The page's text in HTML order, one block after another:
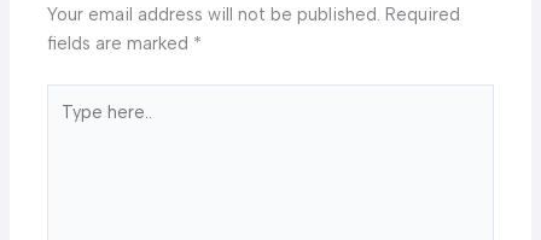
Your email address will not be published. Required
fields are marked *
here..